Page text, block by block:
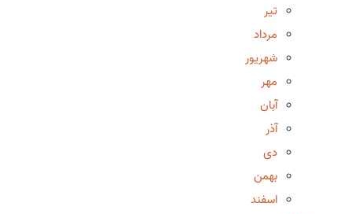
تیر
مرداد
شهریور
مهر
آبان
آذر
دی
بهمن
اسفند